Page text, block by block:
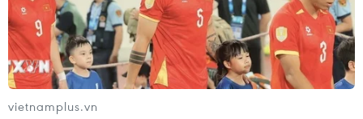
vietnamplus.vn